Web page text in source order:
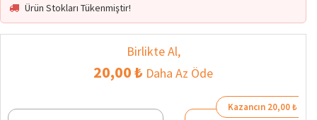
Ürün Stokları Tükenmiştir!
Birlikte Al,
20,00 ₺ Daha Az Öde
Kazancın 20,00 ₺